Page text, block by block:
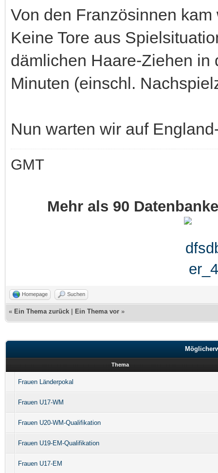
Von den Französinnen
Keine Tore aus
dämlichen Haare-Ziehen in
Minuten (einschl.
Nun warten wir auf
GMT
Mehr als 90
Homepage Suchen
« Ein Thema zurück Ein Thema vor »
Thema
Frauen Länderpokal
Frauen U17-WM
Frauen U20-WM-Qualifikation
Frauen U19-EM-Qualifikation
Frauen U17-EM